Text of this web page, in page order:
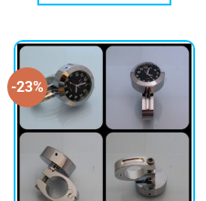
-23%